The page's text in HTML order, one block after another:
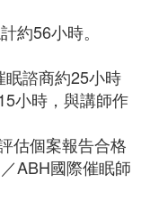
約56小時。
諮商約25小時
小時，與講師作
估個案報告合格
ABH國際催眠師